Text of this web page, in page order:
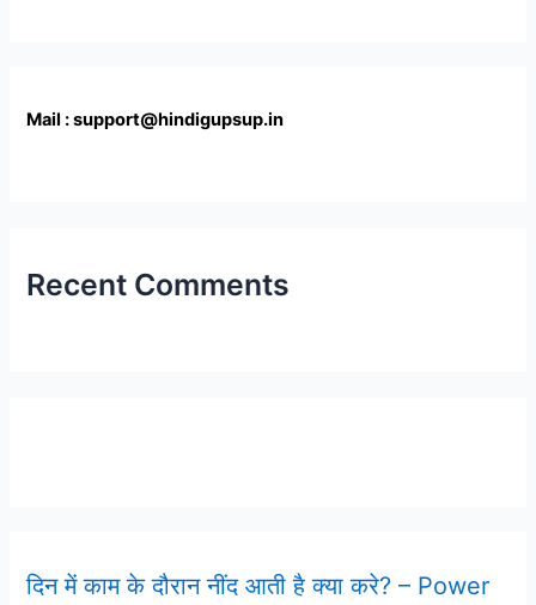
Mail : support@hindigupsup.in
Recent Comments
दिन में काम के दौरान नींद आती है क्या करे? – Power